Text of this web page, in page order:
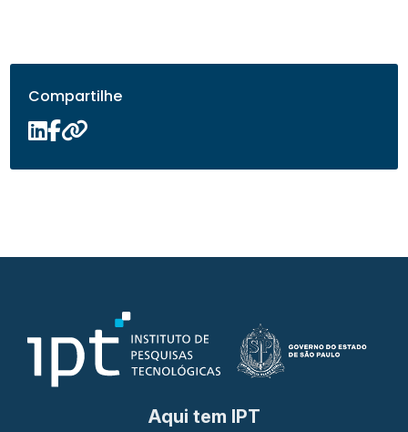
Compartilhe
Aqui tem IPT